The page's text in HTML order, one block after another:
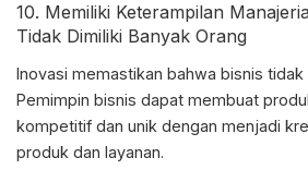
10. Memiliki Keterampilan
Tidak Dimiliki Banyak Orang
Inovasi memastikan bahwa bisnis tidak
Pemimpin bisnis dapat membuat
kompetitif dan unik dengan menjadi
produk dan layanan.